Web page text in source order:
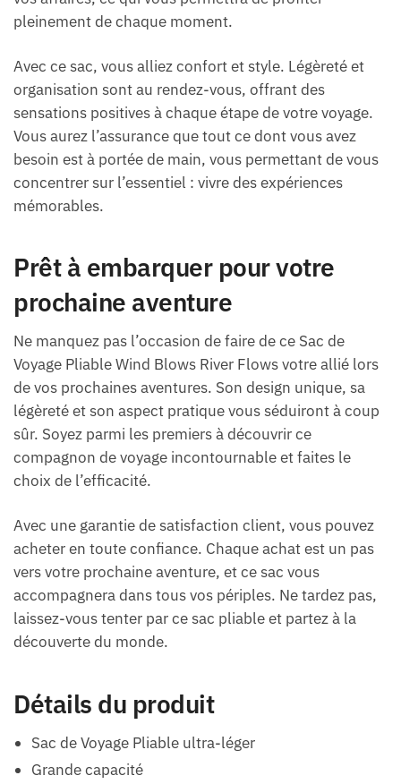
pleinement de chaque moment.
Avec ce sac, vous alliez confort et style. Légèreté et
organisation sont au rendez-vous, offrant des
sensations positives à chaque étape de votre voyage.
Vous aurez l’assurance que tout ce dont vous avez
besoin est à portée de main, vous permettant de vous
concentrer sur l’essentiel : vivre des expériences
mémorables.
Prêt à embarquer pour votre
prochaine aventure
Ne manquez pas l’occasion de faire de ce Sac de
Voyage Pliable Wind Blows River Flows votre allié lors
de vos prochaines aventures. Son design unique, sa
légèreté et son aspect pratique vous séduiront à coup
sûr. Soyez parmi les premiers à découvrir ce
compagnon de voyage incontournable et faites le
choix de l’efficacité.
Avec une garantie de satisfaction client, vous pouvez
acheter en toute confiance. Chaque achat est un pas
vers votre prochaine aventure, et ce sac vous
accompagnera dans tous vos périples. Ne tardez pas,
laissez-vous tenter par ce sac pliable et partez à la
découverte du monde.
Détails du produit
Sac de Voyage Pliable ultra-léger
Grande capacité